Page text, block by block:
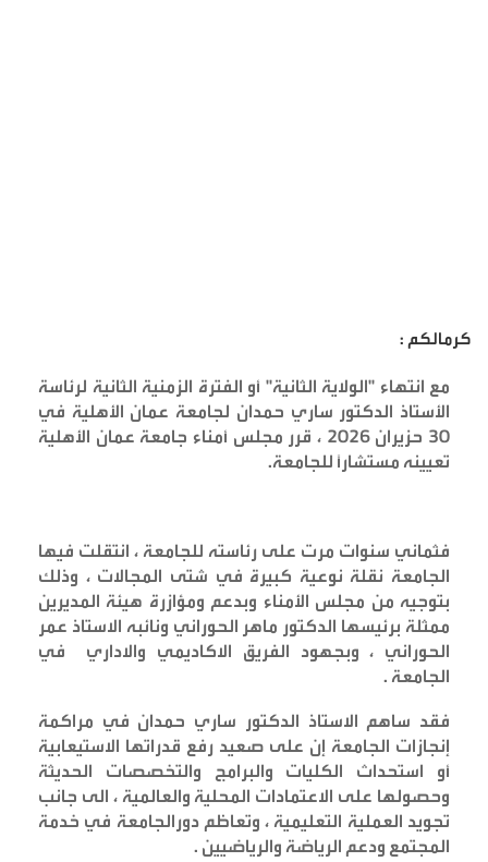
كرمالكم :
مع انتهاء "الولاية الثانية" أو الفترة الزمنية الثانية لرئاسة
الأستاذ الدكتور ساري حمدان لجامعة عمان الأهلية في
30 حزيران 2026 ، قرر مجلس أمناء جامعة عمان الأهلية
تعيينه مستشاراً للجامعة.
فثماني سنوات مرت على رئاسته للجامعة ، انتقلت فيها
الجامعة نقلة نوعية كبيرة في شتى المجالات ، وذلك
بتوجيه من مجلس الأمناء وبدعم ومؤازرة هيئة المديرين
ممثلة برئيسها الدكتور ماهر الحوراني ونائبه الاستاذ عمر
الحوراني ، وبجهود الفريق الاكاديمي والاداري في
الجامعة .
فقد ساهم الاستاذ الدكتور ساري حمدان في مراكمة
إنجازات الجامعة إن على صعيد رفع قدراتها الاستيعابية
أو استحداث الكليات والبرامج والتخصصات الحديثة
وحصولها على الاعتمادات المحلية والعالمية ، الى جانب
تجويد العملية التعليمية ، وتعاظم دورالجامعة في خدمة
المجتمع ودعم الرياضة والرياضيين .